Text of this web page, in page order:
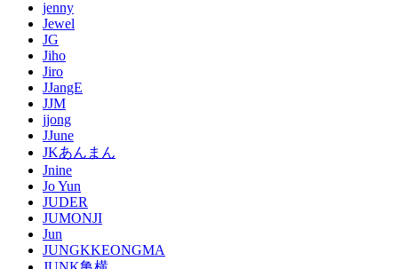
jenny
Jewel
JG
Jiho
Jiro
JJangE
JJM
jjong
JJune
JKあんまん
Jnine
Jo Yun
JUDER
JUMONJI
Jun
JUNGKKEONGMA